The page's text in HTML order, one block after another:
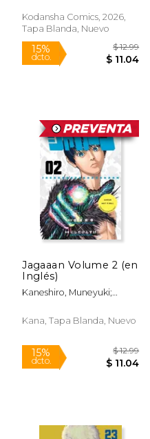
11%
dcto. $ 11.54
Rápido
Kodansha Comics, 2026,
Tapa Blanda, Nuevo
Jagaaan Volume 2 (en
Inglés)
Kaneshiro, Muneyuki;
Consulting, Nube
Kana, Tapa Blanda, Nuevo